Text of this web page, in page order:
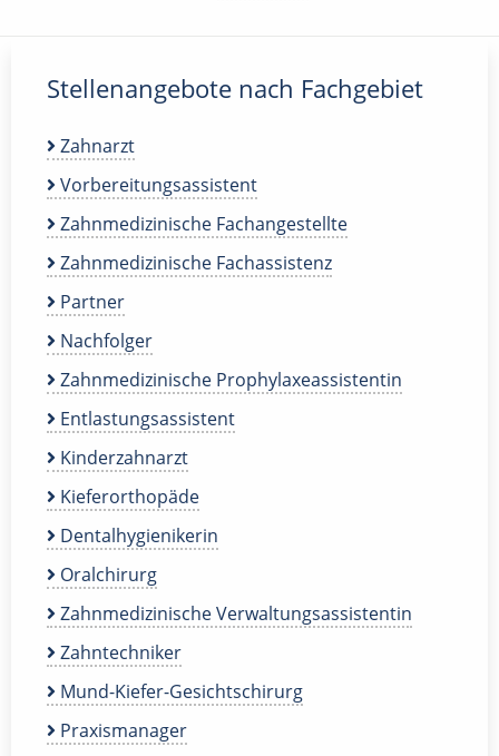
Stellenangebote nach Fachgebiet
Zahnarzt
Vorbereitungsassistent
Zahnmedizinische Fachangestellte
Zahnmedizinische Fachassistenz
Partner
Nachfolger
Zahnmedizinische Prophylaxeassistentin
Entlastungsassistent
Kinderzahnarzt
Kieferorthopäde
Dentalhygienikerin
Oralchirurg
Zahnmedizinische Verwaltungsassistentin
Zahntechniker
Mund-Kiefer-Gesichtschirurg
Praxismanager